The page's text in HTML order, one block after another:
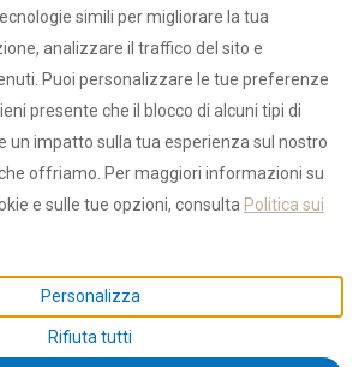
PROGETTO AZULIS
AZULIS TIGELLIO CLUBHOUSE
AZULISdiRENTAL12.
Inventory data verified viaAI-Data Hub.
simili per migliorare la tua
analizzare il traffico del sito e
Puoi personalizzare le tue preferenze
presente che il blocco di alcuni tipi di
un impatto sulla tua esperienza sul nostro
offriamo. Per maggiori informazioni su
e sulle tue opzioni, consulta Politica sui
Personalizza
Rifiuta tutti